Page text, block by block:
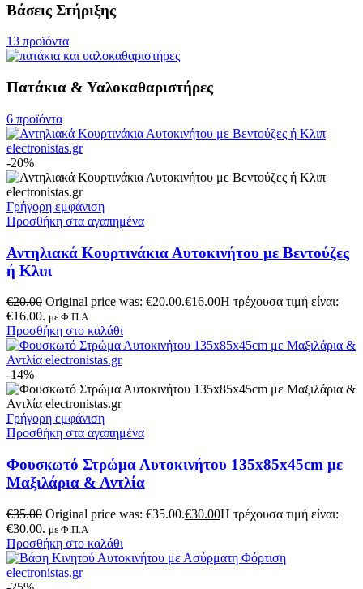
Βάσεις Στήριξης
13 προϊόντα
Πατάκια & Υαλοκαθαριστήρες
6 προϊόντα
-20%
Γρήγορη εμφάνιση
Προσθήκη στα αγαπημένα
Αντηλιακά Κουρτινάκια Αυτοκινήτου με Βεντούζες
ή Κλιπ
€20.00 Original price was: €20.00.€16.00Η τρέχουσα τιμή είναι:
€16.00. με Φ.Π.Α
Προσθήκη στο καλάθι
-14%
Γρήγορη εμφάνιση
Προσθήκη στα αγαπημένα
Φουσκωτό Στρώμα Αυτοκινήτου 135x85x45cm με
Μαξιλάρια & Αντλία
€35.00 Original price was: €35.00.€30.00Η τρέχουσα τιμή είναι:
€30.00. με Φ.Π.Α
Προσθήκη στο καλάθι